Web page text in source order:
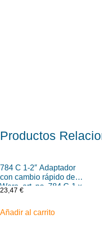
Productos
784 C 1-2″ Adaptador
con cambio rápido de
Wera, art. no. 784 C-1 x
1-4″ x 50 mm
23,47 €
Añadir al carrito